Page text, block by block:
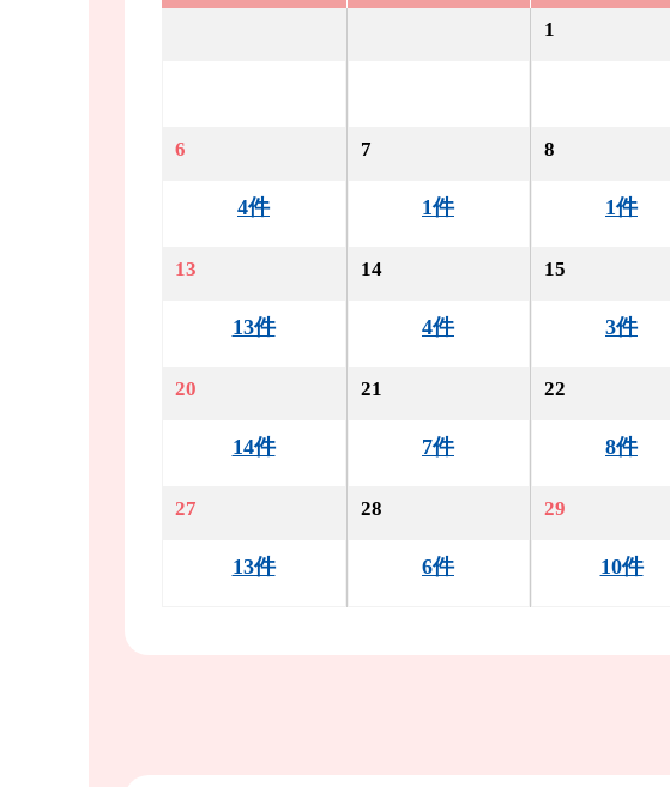
1
6
4件
7
1件
8
1件
13
13件
14
4件
15
3件
20
14件
21
7件
22
8件
27
13件
28
6件
29
10件